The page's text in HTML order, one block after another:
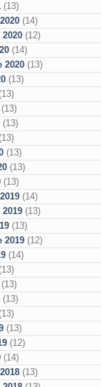
(13)
(14)
(12)
(14)
2020 (13)
(13)
(13)
(13)
(13)
(13)
(13)
(13)
(13)
(14)
(13)
(13)
2019 (12)
(14)
(13)
(13)
(13)
(13)
(13)
(12)
(14)
(13)